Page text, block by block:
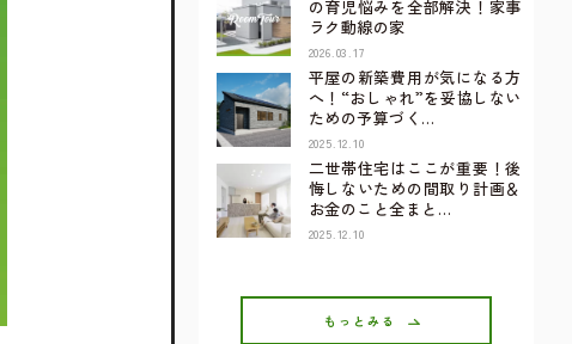
の育児悩みを全部解決！家事
ラク動線の家
2026.03.17
平屋の新築費用が気になる方
へ！“おしゃれ”を妥協しない
ための予算づく…
2025.12.10
二世帯住宅はここが重要！後
悔しないための間取り計画＆
お金のこと全まと…
2025.12.10
もっとみる